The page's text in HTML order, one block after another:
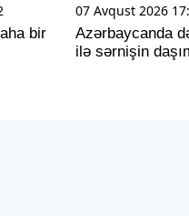
bir
07 Avqust 2026
Azərbaycanda
ilə sərnişin